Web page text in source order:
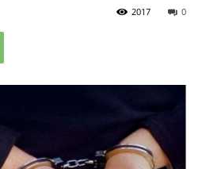
0
2017